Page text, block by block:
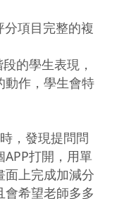
的學生表現，
動作，學生會特
，發現提問問
打開，用單
面上完成加減分
會希望老師多多